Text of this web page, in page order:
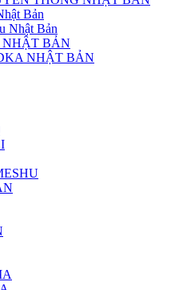
Bản
Nhật Bản
NHẬT BẢN
NHẬT BẢN